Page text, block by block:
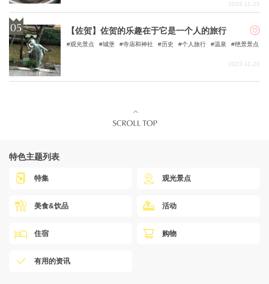
2024-11-25
【佐贺】佐贺的乐趣在于它是一个人的旅行
观光景点 城堡 寺庙和神社 历史 个人旅行 温泉 绝景景点
2023-11-20
特色主题列表
特集 观光景点
美食&饮品 活动
住宿 购物
有用的资讯